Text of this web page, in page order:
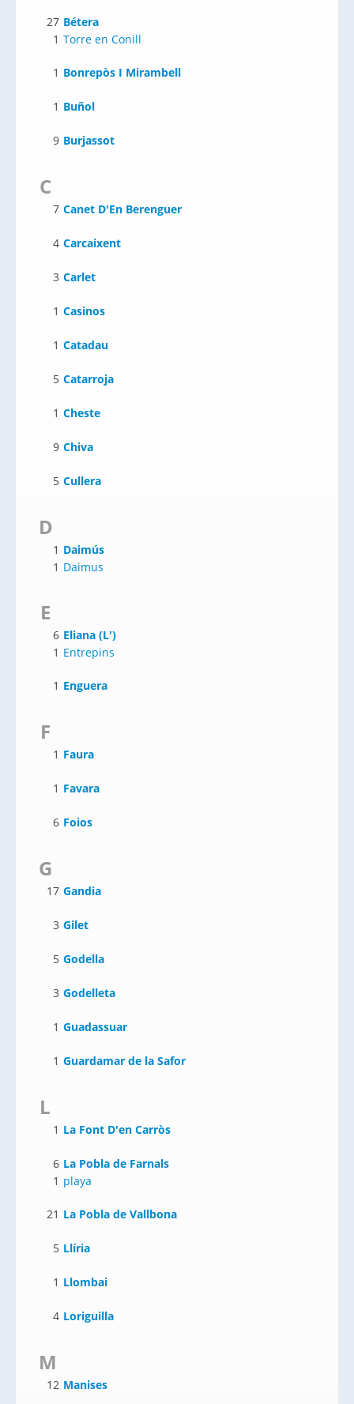
27 Bétera
1 Torre en Conill
1 Bonrepòs I Mirambell
1 Buñol
9 Burjassot
C
7 Canet D'En Berenguer
4 Carcaixent
3 Carlet
1 Casinos
1 Catadau
5 Catarroja
1 Cheste
9 Chiva
5 Cullera
D
1 Daimús
1 Daimus
E
6 Eliana (L')
1 Entrepins
1 Enguera
F
1 Faura
1 Favara
6 Foios
G
17 Gandia
3 Gilet
5 Godella
3 Godelleta
1 Guadassuar
1 Guardamar de la Safor
L
1 La Font D'en Carròs
6 La Pobla de Farnals
1 playa
21 La Pobla de Vallbona
5 Llíria
1 Llombai
4 Loriguilla
M
12 Manises